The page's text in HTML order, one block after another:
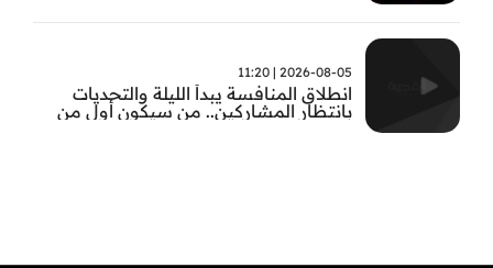
2026-08-05 | 11:20
انطلاق المنافسة يبدأ الليلة والتحديات
بانتظار المشاركين.. من سيكون أول من